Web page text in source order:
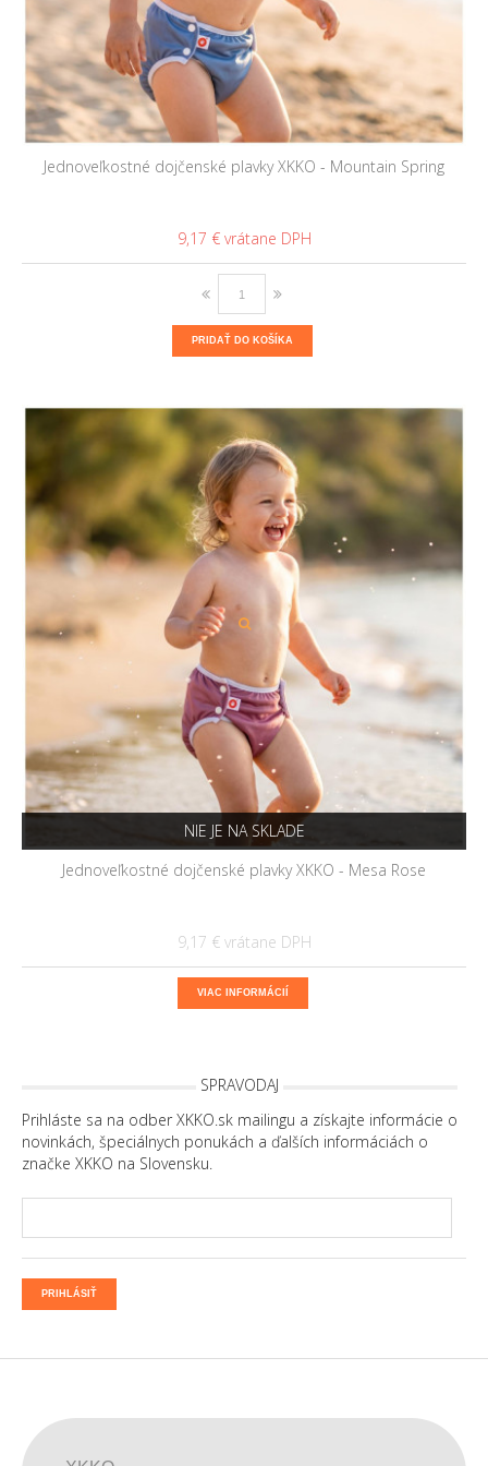
Jednoveľkostné dojčenské plavky XKKO - Mountain Spring
9,17 €
PRIDAŤ DO KOŠÍKA
NIE JE NA SKLADE
Jednoveľkostné dojčenské plavky XKKO - Mesa Rose
9,17 €
VIAC INFORMÁCIÍ
SPRAVODAJ
Prihláste sa na odber XKKO.sk mailingu a získajte informácie o
novinkách, špeciálnych ponukách a ďalších informáciách o
značke XKKO na Slovensku.
PRIHLÁSIŤ